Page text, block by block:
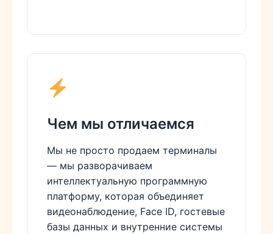
Чем мы отличаемся
Мы не просто продаем терминалы
— мы разворачиваем
интеллектуальную программную
платформу, которая объединяет
видеонаблюдение, Face ID, гостевые
базы данных и внутренние системы